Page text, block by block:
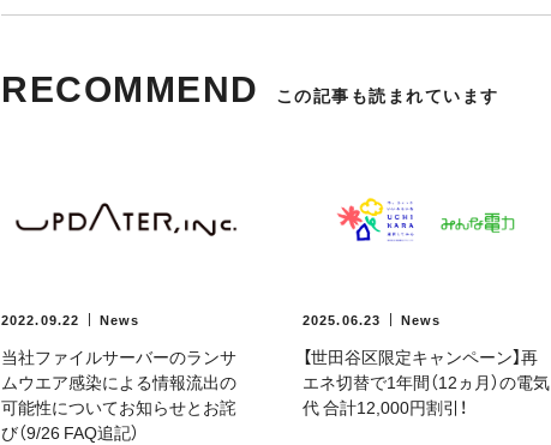
RECOMMEND この記事も読まれています
2022.09.22 News
当社ファイルサーバーのランサ
ムウエア感染による情報流出の
可能性についてお知らせとお詫
び（9/26 FAQ追記）
2025.06.23 News
【世田谷区限定キャンペーン】再
エネ切替で1年間（12ヵ月）の電気
代 合計12,000円割引！